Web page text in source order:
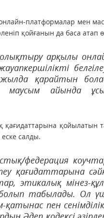
платформалар мен
қойғанын да баса атап
арқылы
жылда қарайтын
айында
қағидаттарына қойылатын
салды.
федерация
қағидаттарына
этикалық мінез-
табылады. Ол
пен